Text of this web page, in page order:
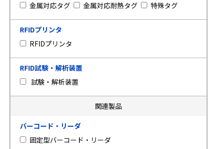
金属対応タグ
金属対応耐熱タグ 特殊タグ
RFIDプリンタ
RFIDプリンタ
RFID試験・解析装置
試験・解析装置
関連製品
バーコード・リーダ
固定型バーコード・リーダ